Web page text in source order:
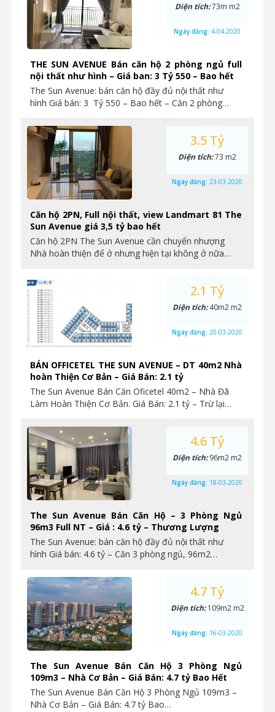
THE SUN AVENUE Bán căn hộ 2 phòng ngủ full
nội thất như hình – Giá ban: 3 Tỷ 550 – Bao hết
The Sun Avenue: bán căn hộ đầy đủ nội thất như
hình Giá bán: 3 Tỷ 550 – Bao hết – Căn 2 phòng…
Diện tích:73m m2
Ngày đăng: 4-04-2020
Căn hộ 2PN, Full nội thất, view Landmart 81 The
Sun Avenue giá 3,5 tỷ bao hết
Căn hộ 2PN The Sun Avenue cần chuyển nhượng
Nhà hoàn thiện để ở nhưng hiện tại không ở nữa…
3.5 Tỷ
Diện tích:73 m2
Ngày đăng: 23-03-2020
BÁN OFFICETEL THE SUN AVENUE – DT 40m2 Nhà
hoàn Thiện Cơ Bản – Giá Bán: 2.1 tỷ
The Sun Avenue Bán Căn Oficetel 40m2 – Nhà Đã
Làm Hoàn Thiện Cơ Bản. Giá Bán: 2.1 tỷ – Trừ lại…
2.1 Tỷ
Diện tích:40m2 m2
Ngày đăng: 20-03-2020
The Sun Avenue Bán Căn Hộ – 3 Phòng Ngủ
96m3 Full NT – Giá : 4.6 tỷ – Thương Lượng
The Sun Avenue: bán căn hộ đầy đủ nội thất như
hình Giá bán: 4.6 tỷ – Căn 3 phòng ngủ, 96m2…
4.6 Tỷ
Diện tích:96m2 m2
Ngày đăng: 18-03-2020
The Sun Avenue Bán Căn Hộ 3 Phòng Ngủ
109m3 – Nhà Cơ Bản – Giá Bán: 4.7 tỷ Bao Hết
The Sun Avenue Bán Căn Hộ 3 Phòng Ngủ 109m3 –
Nhà Cơ Bản – Giá Bán: 4.7 tỷ Bao…
4.7 Tỷ
Diện tích:109m2 m2
Ngày đăng: 16-03-2020